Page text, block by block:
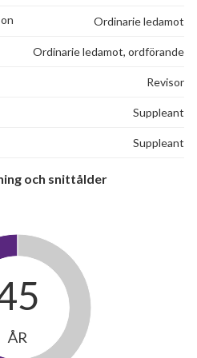
Ordinarie ledamot
Ordinarie ledamot, ordförande
Revisor
Suppleant
Suppleant
och snittålder
ÅR